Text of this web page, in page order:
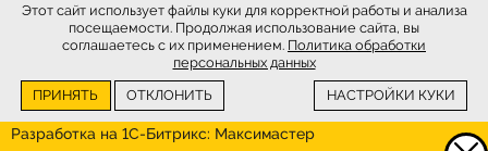
Интернет-магазинSkiWax.ru © 2026
Разработка на 1С-Битрикс: Максимастер
Этот сайт использует файлы куки для корректной работы и анализа
посещаемости. Продолжая использование сайта, вы
соглашаетесь с их применением. Политика обработки
персональных данных
ПРИНЯТЬ
ОТКЛОНИТЬ НАСТРОЙКИ КУКИ